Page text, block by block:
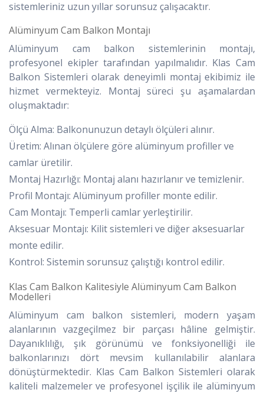
sistemleriniz uzun yıllar sorunsuz çalışacaktır.
Alüminyum Cam Balkon Montajı
Alüminyum cam balkon sistemlerinin montajı,
profesyonel ekipler tarafından yapılmalıdır. Klas Cam
Balkon Sistemleri olarak deneyimli montaj ekibimiz ile
hizmet vermekteyiz. Montaj süreci şu aşamalardan
oluşmaktadır:
Ölçü Alma: Balkonunuzun detaylı ölçüleri alınır.
Üretim: Alınan ölçülere göre alüminyum profiller ve
camlar üretilir.
Montaj Hazırlığı: Montaj alanı hazırlanır ve temizlenir.
Profil Montajı: Alüminyum profiller monte edilir.
Cam Montajı: Temperli camlar yerleştirilir.
Aksesuar Montajı: Kilit sistemleri ve diğer aksesuarlar
monte edilir.
Kontrol: Sistemin sorunsuz çalıştığı kontrol edilir.
Klas Cam Balkon Kalitesiyle Alüminyum Cam Balkon
Modelleri
Alüminyum cam balkon sistemleri, modern yaşam
alanlarının vazgeçilmez bir parçası hâline gelmiştir.
Dayanıklılığı, şık görünümü ve fonksiyonelliği ile
balkonlarınızı dört mevsim kullanılabilir alanlara
dönüştürmektedir. Klas Cam Balkon Sistemleri olarak
kaliteli malzemeler ve profesyonel işçilik ile alüminyum